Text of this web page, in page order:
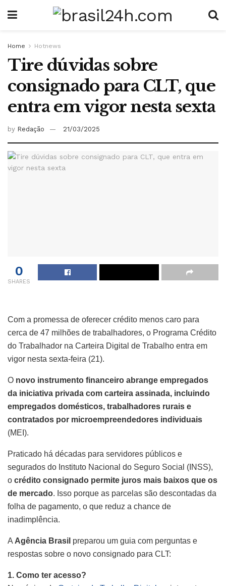
Home Hotnews
Tire dúvidas sobre
consignado para CLT, que
entra em vigor nesta sexta
by Redação 21/03/2025
0
SHARES
Com a promessa de oferecer crédito menos caro para
cerca de 47 milhões de trabalhadores, o Programa Crédito
do Trabalhador na Carteira Digital de Trabalho entra em
vigor nesta sexta-feira (21).
O novo instrumento financeiro abrange empregados
da iniciativa privada com carteira assinada, incluindo
empregados domésticos, trabalhadores rurais e
contratados por microempreendedores individuais
(MEI).
Praticado há décadas para servidores públicos e
segurados do Instituto Nacional do Seguro Social (INSS),
o crédito consignado permite juros mais baixos que os
de mercado. Isso porque as parcelas são descontadas da
folha de pagamento, o que reduz a chance de
inadimplência.
A Agência Brasil preparou um guia com perguntas e
respostas sobre o novo consignado para CLT:
1. Como ter acesso?